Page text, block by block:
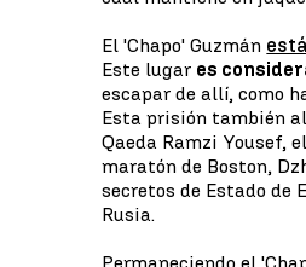
El 'Chapo' Guzmán
Este lugar es
escapar de allí, como
Esta prisión también
Qaeda Ramzi Yousef,
maratón de Boston,
secretos de Estado de
Rusia.
Permaneciendo el